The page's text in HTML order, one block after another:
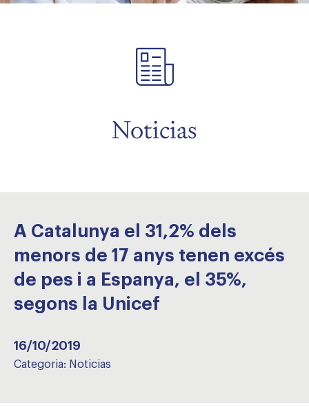
Noticias
A Catalunya el 31,2% dels
menors de 17 anys tenen excés
de pes i a Espanya, el 35%,
segons la Unicef
16/10/2019
Categoria: Noticias